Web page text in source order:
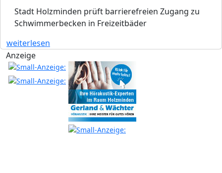
Stadt Holzminden prüft barrierefreien Zugang zu
Schwimmerbecken in Freizeitbäder
weiterlesen
Anzeige